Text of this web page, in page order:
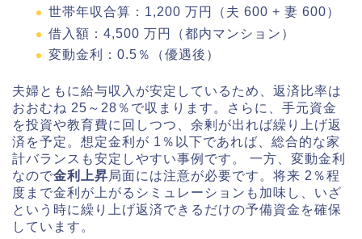
世帯年収合算：1,200 万円（夫 600 + 妻 600）
借入額：4,500 万円（都内マンション）
変動金利：0.5％（優遇後）
夫婦ともに給与収入が安定しているため、返済比率は
おおむね 25～28％で収まります。さらに、手元資金
を投資や教育費に回しつつ、余剰が出れば繰り上げ返
済を予定。想定金利が 1％以下であれば、総合的な家
計バランスも安定しやすい事例です。 一方、変動金利
なので金利上昇局面には注意が必要です。将来 2％程
度まで金利が上がるシミュレーションも加味し、いざ
という時に繰り上げ返済できるだけの予備資金を確保
しています。